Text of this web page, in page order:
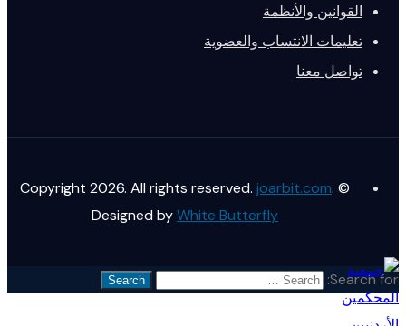
القوانين والأنظمة
تعليمات الانتساب والعضوية
تواصل معنا
© Copyright 2026. All rights reserved.
joarbit.com.
Designed byWhite Butterfly
Search for: